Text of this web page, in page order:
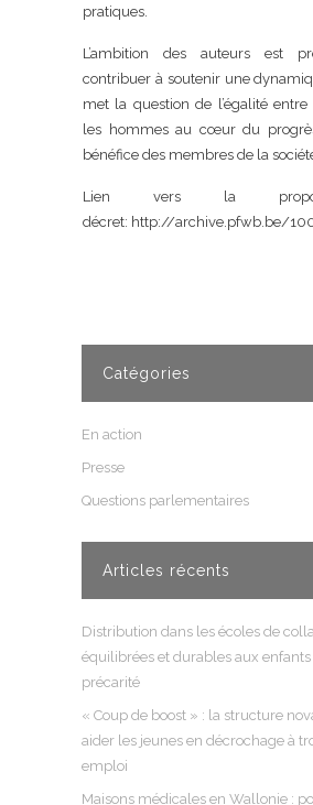
pratiques.
L’ambition des auteurs est
contribuer à soutenir une
met la question de l’égalité
les hommes au cœur du
bénéfice des membres de la
Lien vers la
décret: http://archive.pfwb.be/
Catégories
En action
Presse
Questions parlementaires
Articles récents
Distribution dans les écoles de
équilibrées et durables aux
précarité
« Coup de boost » : la structure
aider les jeunes en décrochage à
emploi
Maisons médicales en Wallonie :